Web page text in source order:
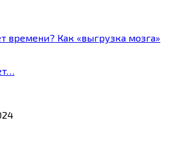
времени? Как «выгрузка мозга»